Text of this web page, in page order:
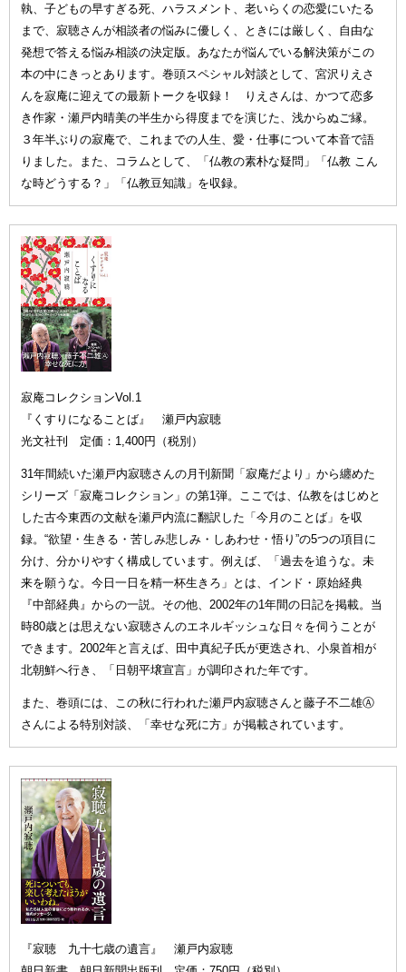
執、子どもの早すぎる死、ハラスメント、老いらくの恋愛にいたる
まで、寂聴さんが相談者の悩みに優しく、ときには厳しく、自由な
発想で答える悩み相談の決定版。あなたが悩んでいる解決策がこの
本の中にきっとあります。巻頭スペシャル対談として、宮沢りえさ
んを寂庵に迎えての最新トークを収録！ りえさんは、かつて恋多
き作家・瀬戸内晴美の半生から得度までを演じた、浅からぬご縁。
３年半ぶりの寂庵で、これまでの人生、愛・仕事について本音で語
りました。また、コラムとして、「仏教の素朴な疑問」「仏教 こん
な時どうする？」「仏教豆知識」を収録。
寂庵コレクションVol.1
『くすりになることば』 瀬戸内寂聴
光文社刊 定価：1,400円（税別）
31年間続いた瀬戸内寂聴さんの月刊新聞「寂庵だより」から纏めた
シリーズ「寂庵コレクション」の第1弾。ここでは、仏教をはじめと
した古今東西の文献を瀬戸内流に翻訳した「今月のことば」を収
録。“欲望・生きる・苦しみ悲しみ・しあわせ・悟り”の5つの項目に
分け、分かりやすく構成しています。例えば、「過去を追うな。未
来を願うな。今日一日を精一杯生きろ」とは、インド・原始経典
『中部経典』からの一説。その他、2002年の1年間の日記を掲載。当
時80歳とは思えない寂聴さんのエネルギッシュな日々を伺うことが
できます。2002年と言えば、田中真紀子氏が更迭され、小泉首相が
北朝鮮へ行き、「日朝平壌宣言」が調印された年です。
また、巻頭には、この秋に行われた瀬戸内寂聴さんと藤子不二雄Ⓐ
さんによる特別対談、「幸せな死に方」が掲載されています。
『寂聴 九十七歳の遺言』 瀬戸内寂聴